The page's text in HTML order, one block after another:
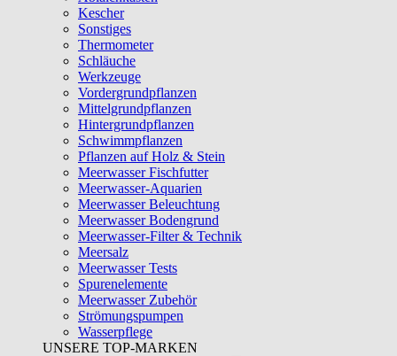
Kescher
Sonstiges
Thermometer
Schläuche
Werkzeuge
Vordergrundpflanzen
Mittelgrundpflanzen
Hintergrundpflanzen
Schwimmpflanzen
Pflanzen auf Holz & Stein
Meerwasser Fischfutter
Meerwasser-Aquarien
Meerwasser Beleuchtung
Meerwasser Bodengrund
Meerwasser-Filter & Technik
Meersalz
Meerwasser Tests
Spurenelemente
Meerwasser Zubehör
Strömungspumpen
Wasserpflege
UNSERE TOP-MARKEN